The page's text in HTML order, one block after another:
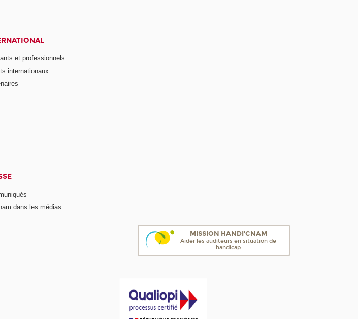
et professionnels
internationaux
dans les médias
MISSION HANDI'CNAM
Aider les auditeurs en situation de
handicap